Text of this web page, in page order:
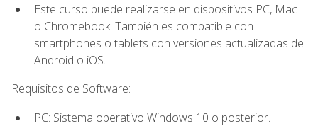
Este curso puede realizarse en dispositivos PC, Mac
o Chromebook. También es compatible con
smartphones o tablets con versiones actualizadas de
Android o iOS.
Requisitos de Software:
PC: Sistema operativo Windows 10 o posterior.